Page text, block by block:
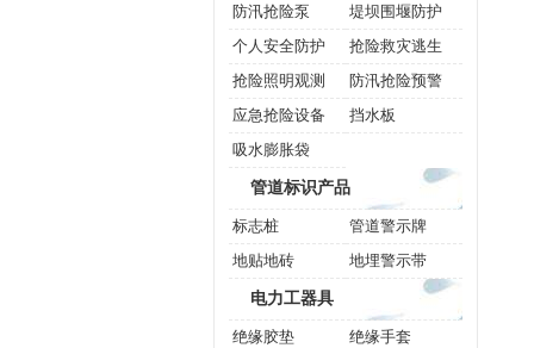
防汛抢险泵
堤坝围堰防护
个人安全防护
抢险救灾逃生
抢险照明观测
防汛抢险预警
应急抢险设备
挡水板
吸水膨胀袋
管道标识产品
标志桩
管道警示牌
地贴地砖
地埋警示带
电力工器具
绝缘胶垫
绝缘手套